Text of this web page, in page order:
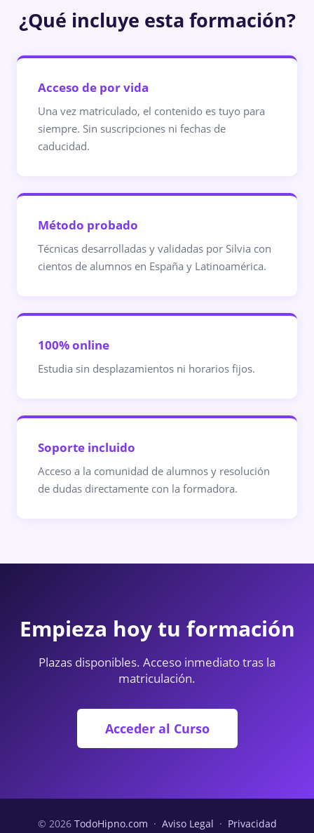
¿Qué incluye esta formación?
Acceso de por vida
Una vez matriculado, el contenido es tuyo para
siempre. Sin suscripciones ni fechas de
caducidad.
Método probado
Técnicas desarrolladas y validadas por Silvia con
cientos de alumnos en España y Latinoamérica.
100% online
Estudia sin desplazamientos ni horarios fijos.
Soporte incluido
Acceso a la comunidad de alumnos y resolución
de dudas directamente con la formadora.
Empieza hoy tu formación
Plazas disponibles. Acceso inmediato tras la
matriculación.
Acceder al Curso
© 2026 TodoHipno.com · Aviso Legal · Privacidad